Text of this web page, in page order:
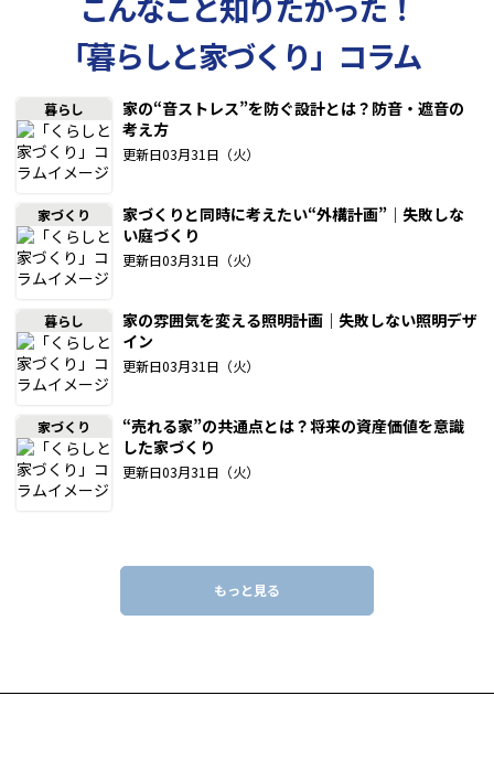
「暮らしと家づくり」コラム
暮らし
更新日03月31日（火）
家の“音ストレス”を防ぐ設計とは？防音・遮音の
考え方
家づくり
更新日03月31日（火）
家づくりと同時に考えたい“外構計画”｜失敗しな
い庭づくり
暮らし
更新日03月31日（火）
家の雰囲気を変える照明計画｜失敗しない照明デザ
イン
家づくり
更新日03月31日（火）
“売れる家”の共通点とは？将来の資産価値を意識
した家づくり
もっと見る